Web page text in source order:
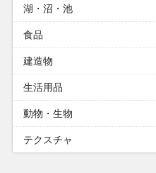
湖・沼・池
食品
建造物
生活用品
動物・生物
テクスチャ